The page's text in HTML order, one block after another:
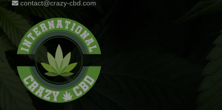
contact@crazy-cbd.com